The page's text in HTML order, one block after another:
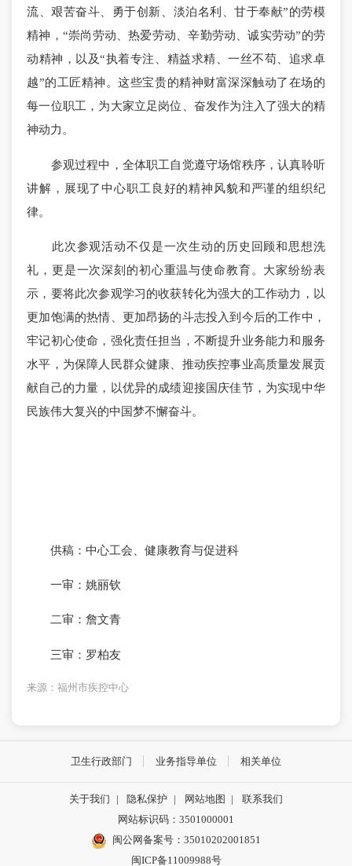
流、艰苦奋斗、勇于创新、淡泊名利、甘于奉献”的劳模
精神，“崇尚劳动、热爱劳动、辛勤劳动、诚实劳动”的劳
动精神，以及“执着专注、精益求精、一丝不苟、追求卓
越”的工匠精神。这些宝贵的精神财富深深触动了在场的
每一位职工，为大家立足岗位、奋发作为注入了强大的精
神动力。
参观过程中，全体职工自觉遵守场馆秩序，认真聆听
讲解，展现了中心职工良好的精神风貌和严谨的组织纪
律。
此次参观活动不仅是一次生动的历史回顾和思想洗
礼，更是一次深刻的初心重温与使命教育。大家纷纷表
示，要将此次参观学习的收获转化为强大的工作动力，以
更加饱满的热情、更加昂扬的斗志投入到今后的工作中，
牢记初心使命，强化责任担当，不断提升业务能力和服务
水平，为保障人民群众健康、推动疾控事业高质量发展贡
献自己的力量，以优异的成绩迎接国庆佳节，为实现中华
民族伟大复兴的中国梦不懈奋斗。
供稿：中心工会、健康教育与促进科
一审：姚丽钦
二审：詹文青
三审：罗柏友
来源：福州市疾控中心
卫生行政部门 业务指导单位 相关单位
关于我们 | 隐私保护 | 网站地图 |
联系我们
网站标识码：3501000001
闽公网备案号：35010202001851
闽ICP备11009988号